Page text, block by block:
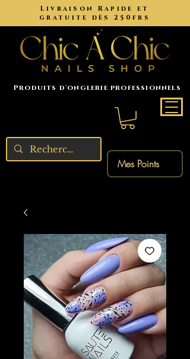
Livraison Rapide et
gratuite dès 250frs
Produits d'onglerie professionnels
Mes Points